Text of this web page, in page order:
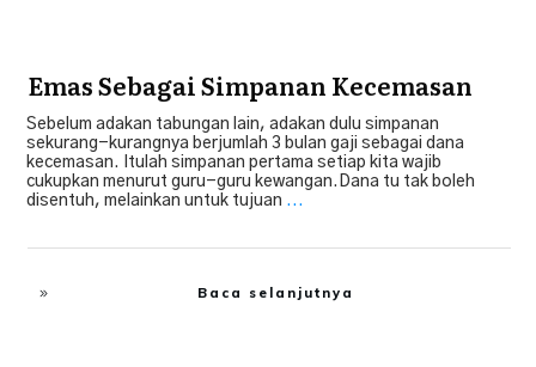
Emas Sebagai Simpanan Kecemasan
Sebelum adakan tabungan lain, adakan dulu simpanan
sekurang-kurangnya berjumlah 3 bulan gaji sebagai dana
kecemasan. Itulah simpanan pertama setiap kita wajib
cukupkan menurut guru-guru kewangan.Dana tu tak boleh
disentuh, melainkan untuk tujuan ...
Baca selanjutnya